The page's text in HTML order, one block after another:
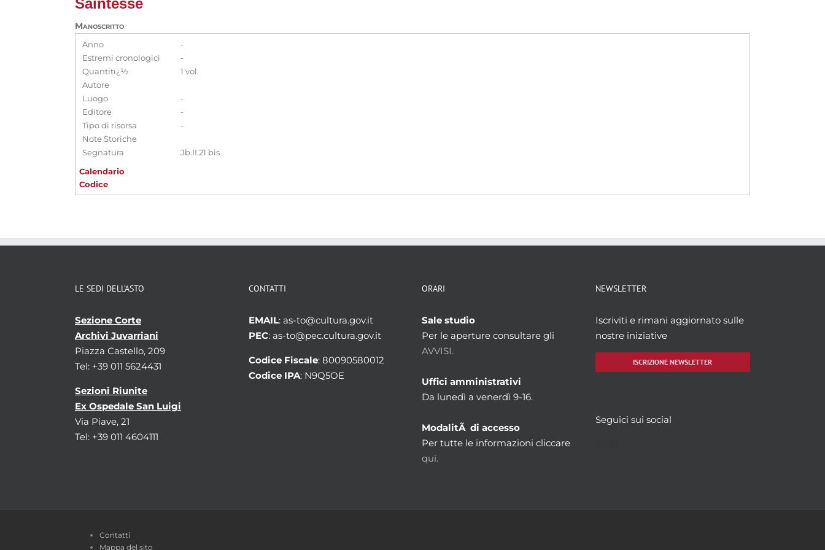
Manoscritto
Anno
-
Estremi cronologici
-
Quantitï¿½
1 vol.
Autore
Luogo
-
Editore
-
Tipo di risorsa
-
Note Storiche
Segnatura
Jb.II.21 bis
Calendario
Codice
LE SEDI DELL’ASTO
Sezione Corte
Archivi Juvarriani
Piazza Castello, 209
Tel: +39 011 5624431
Sezioni Riunite
Ex Ospedale San Luigi
Via Piave, 21
Tel: +39 011 4604111
CONTATTI
EMAIL: as-to@cultura.gov.it
PEC: as-to@pec.cultura.gov.it
Codice Fiscale: 80090580012
Codice IPA: N9Q5OE
ORARI
Sale studio
Per le aperture consultare gli
AVVISI.
Uffici amministrativi
Da lunedì a venerdì 9-16.
ModalitÃ di accesso
Per tutte le informazioni cliccare
qui.
NEWSLETTER
Iscriviti e rimani aggiornato sulle
nostre iniziative
ISCRIZIONE NEWSLETTER
Seguici sui social
Contatti
Mappa del sito